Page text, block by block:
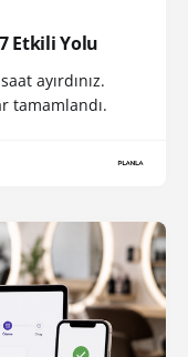
Etkili Yolu
ayırdınız.
tamamlandı.